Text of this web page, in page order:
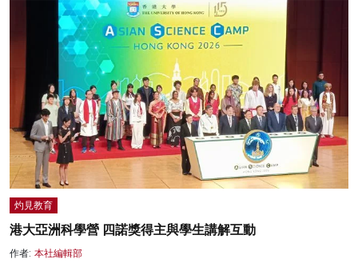
灼見教育
港大亞洲科學營 四諾獎得主與學生講解互動
作者: 本社編輯部